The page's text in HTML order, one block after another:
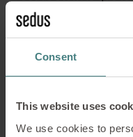
Consent
This website uses
We use cookies to
cadeau, de leur
dividendes qui
Secrétariat :
Waldshut